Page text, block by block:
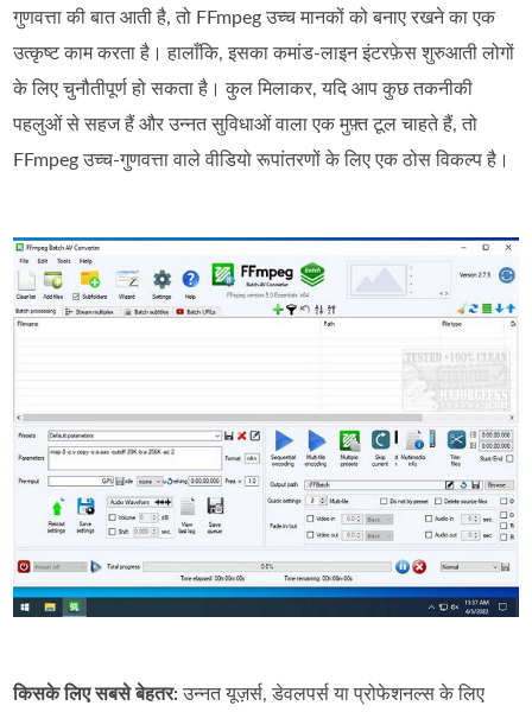
गुणवत्ता की बात आती है, तो FFmpeg उच्च मानकों को बनाए रखने का एक
उत्कृष्ट काम करता है। हालाँकि, इसका कमांड-लाइन इंटरफ़ेस शुरुआती लोगों
के लिए चुनौतीपूर्ण हो सकता है। कुल मिलाकर, यदि आप कुछ तकनीकी
पहलुओं से सहज हैं और उन्नत सुविधाओं वाला एक मुफ़्त टूल चाहते हैं, तो
FFmpeg उच्च-गुणवत्ता वाले वीडियो रूपांतरणों के लिए एक ठोस विकल्प है।
किसके लिए सबसे बेहतर:उन्नत यूज़र्स, डेवलपर्स या प्रोफेशनल्स के लिए